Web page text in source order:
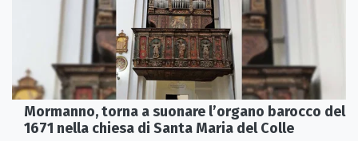
Mormanno, torna a suonare l’organo barocco del
1671 nella chiesa di Santa Maria del Colle